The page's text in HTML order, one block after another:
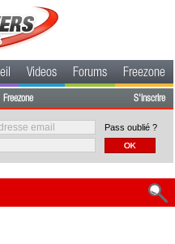
Videos Forums Freezone
Freezone S'inscrire
Pass oublié ?